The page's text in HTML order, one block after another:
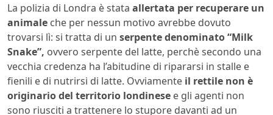
La polizia di Londra è stata allertata per recuperare un
animale che per nessun motivo avrebbe dovuto
trovarsi lì: si tratta di un serpente denominato “Milk
Snake”, ovvero serpente del latte, perchè secondo una
vecchia credenza ha l’abitudine di ripararsi in stalle e
fienili e di nutrirsi di latte. Ovviamente il rettile non è
originario del territorio londinese e gli agenti non
sono riusciti a trattenere lo stupore davanti ad un